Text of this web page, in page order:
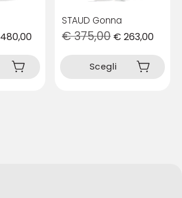
480,00
STAUD Gonna
€375,00 € 263,00
Scegli
prodotto